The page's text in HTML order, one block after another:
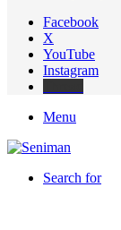
Facebook
X
YouTube
Instagram
Menu
Search for